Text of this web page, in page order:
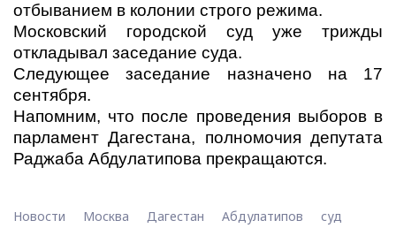
отбыванием в колонии строго режима.
Московский городской суд уже трижды
откладывал заседание суда.
Следующее заседание назначено на 17
сентября.
Напомним, что после проведения выборов в
парламент Дагестана, полномочия депутата
Раджаба Абдулатипова прекращаются.
Новости Москва Дагестан Абдулатипов суд